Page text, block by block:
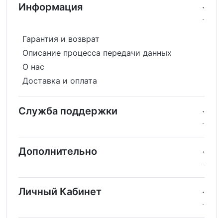
Информация
Гарантия и возврат
Описание процесса передачи данных
О нас
Доставка и оплата
Служба поддержки
Дополнительно
Личный Кабинет